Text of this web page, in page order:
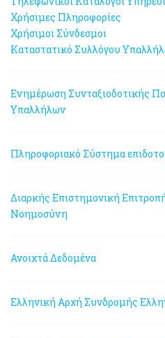
Χρήσιμες Πληροφορίες
Χρήσιμοι Σύνδεσμοι
Καταστατικό Συλλόγου
Ενημέρωση Συνταξιοδοτικής
Υπαλλήλων
Πληροφοριακό Σύστημα
Διαρκής Επιστημονική
Νοημοσύνη
Ανοιχτά Δεδομένα
Ελληνική Αρχή Συνδρομής